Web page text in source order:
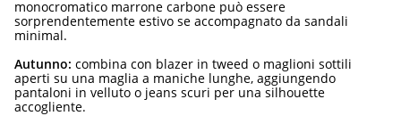
monocromatico marrone carbone può essere
sorprendentemente estivo se accompagnato da sandali
minimal.
Autunno: combina con blazer in tweed o maglioni sottili
aperti su una maglia a maniche lunghe, aggiungendo
pantaloni in velluto o jeans scuri per una silhouette
accogliente.